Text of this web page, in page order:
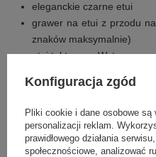
eleganckie czarne etui
grawer na etui z przodu
znaków maksymalnie)
etui tekturowe Waterman
Pytanie:Jak długi może być
Na piórze przewidziano
Konfiguracja zgód
Pliki cookie i dane osobowe
personalizacji reklam.
prawidłowego działania
społecznościowe, analizować